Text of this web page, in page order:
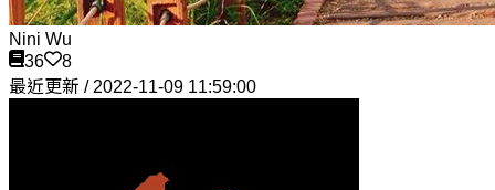
Nini Wu
36
8
最近更新 / 2022-11-09 11:59:00